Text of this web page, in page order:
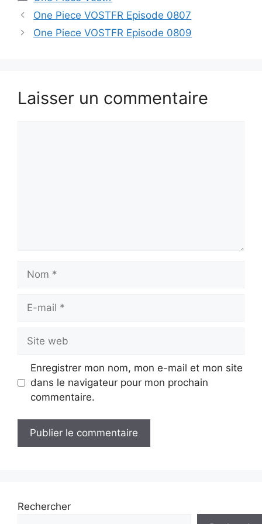
One Piece VOSTFR Episode 0807
One Piece VOSTFR Episode 0809
Laisser un commentaire
mail
web
Enregistrer mon nom, mon e-mail et mon site
dans le navigateur pour mon prochain
commentaire.
Rechercher